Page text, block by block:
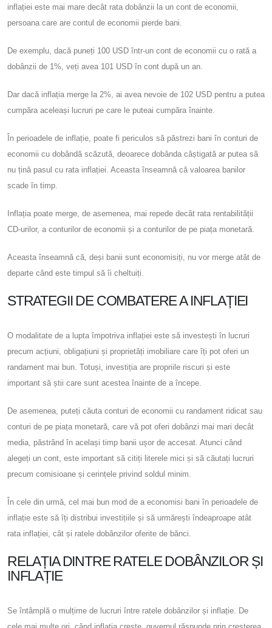
inflației este mai mare decât rata dobânzii la un cont de economii,
persoana care are contul de economii pierde bani.
De exemplu, dacă puneți 100 USD într-un cont de economii cu o rată a
dobânzii de 1%, veți avea 101 USD în cont după un an.
Dar dacă inflația merge la 2%, ai avea nevoie de 102 USD pentru a putea
cumpăra aceleași lucruri pe care le puteai cumpăra înainte.
În perioadele de inflație, poate fi periculos să păstrezi bani în conturi de
economii cu dobândă scăzută, deoarece dobânda câștigată ar putea să
nu țină pasul cu rata inflației. Aceasta înseamnă că valoarea banilor
scade în timp.
Inflația poate merge, de asemenea, mai repede decât rata rentabilității
CD-urilor, a conturilor de economii și a conturilor de pe piața monetară.
Aceasta înseamnă că, deși banii sunt economisiți, nu vor merge atât de
departe când este timpul să îi cheltuiți.
STRATEGII DE COMBATERE A INFLAȚIEI
O modalitate de a lupta împotriva inflației este să investești în lucruri
precum acțiuni, obligațiuni și proprietăți imobiliare care îți pot oferi un
randament mai bun. Totuși, investiția are propriile riscuri și este
important să știi care sunt acestea înainte de a începe.
De asemenea, puteți căuta conturi de economii cu randament ridicat sau
conturi de pe piața monetară, care vă pot oferi dobânzi mai mari decât
media, păstrând în același timp banii ușor de accesat. Atunci când
alegeți un cont, este important să citiți literele mici și să căutați lucruri
precum comisioane și cerințele privind soldul minim.
În cele din urmă, cel mai bun mod de a economisi bani în perioadele de
inflație este să îți distribui investițiile și să urmărești îndeaproape atât
rata inflației, cât și ratele dobânzilor oferite de bănci.
RELAȚIA DINTRE RATELE DOBÂNZILOR ȘI
INFLAȚIE
Se întâmplă o mulțime de lucruri între ratele dobânzilor și inflație. De